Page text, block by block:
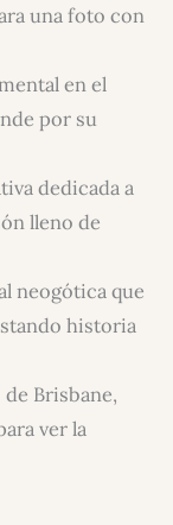
una foto con
en el
por su
dedicada a
lleno de
neogótica que
historia
Brisbane,
ver la